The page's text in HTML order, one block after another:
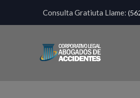
Consulta Gratiuta Llame: